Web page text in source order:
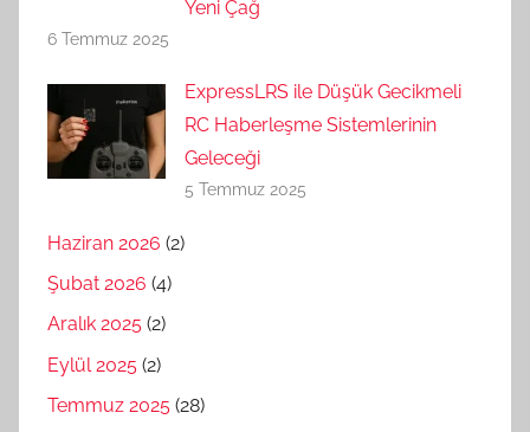
Yeni Çağ
6 Temmuz 2025
ExpressLRS ile Düşük Gecikmeli
RC Haberleşme Sistemlerinin
Geleceği
5 Temmuz 2025
Haziran 2026 (2)
Şubat 2026 (4)
Aralık 2025 (2)
Eylül 2025 (2)
Temmuz 2025 (28)